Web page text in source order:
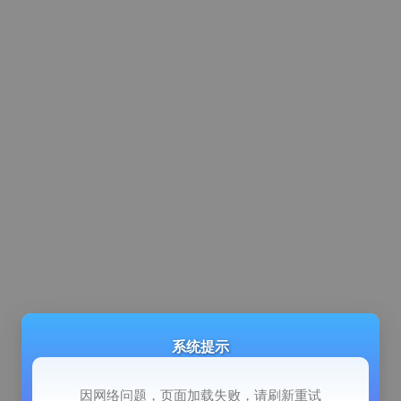
系统提示
因网络问题，页面加载失败，请刷新重试